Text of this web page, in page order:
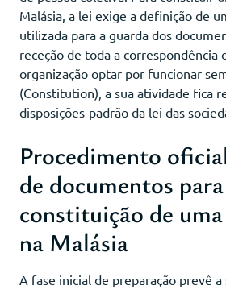
Malásia, a lei exige a definição de
utilizada para a guarda dos
receção de toda a correspondência
organização optar por funcionar
(Constitution), a sua atividade fica
disposições-padrão da lei das
Procedimento
de documentos
constituição de
na Malásia
A fase inicial de preparação prevê a